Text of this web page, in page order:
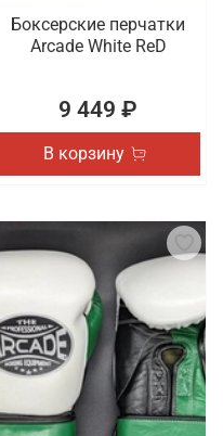
Боксерские перчатки
Arcade White ReD
9 449 ₽
В корзину